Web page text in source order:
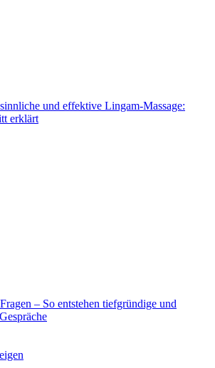
und effektive Lingam-Massage:
erklärt
– So entstehen tiefgründige und